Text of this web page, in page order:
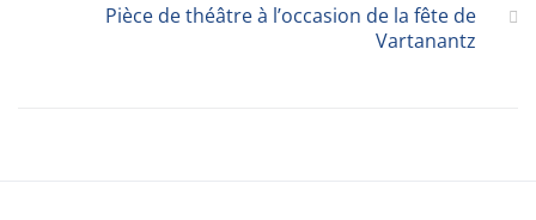
Pièce de théâtre à l’occasion de la fête de
Vartanantz